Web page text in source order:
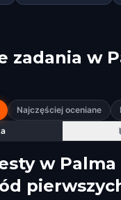
zadania w
Najczęściej oceniane
w Palma